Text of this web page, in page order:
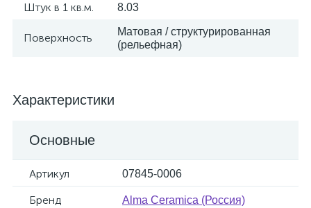
Штук в 1 кв.м. 8.03
Поверхность
Матовая / структурированная
(рельефная)
Характеристики
Основные
Артикул 07845-0006
Бренд Alma Ceramica (Россия)